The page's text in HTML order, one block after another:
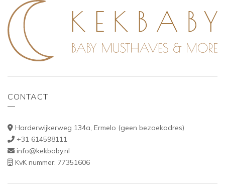
CONTACT
Harderwijkerweg 134a, Ermelo (geen bezoekadres)
+31 614598111
info@kekbaby.nl
KvK nummer: 77351606